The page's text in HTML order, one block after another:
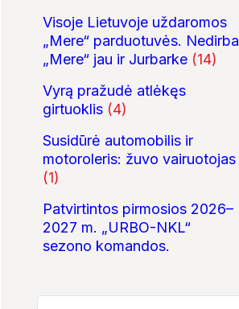
Visoje Lietuvoje uždaromos
„Mere“ parduotuvės. Nedirba
„Mere“ jau ir Jurbarke (14)
Vyrą pražudė atlėkęs
girtuoklis (4)
Susidūrė automobilis ir
motoroleris: žuvo vairuotojas
(1)
Patvirtintos pirmosios 2026–
2027 m. „URBO-NKL“
sezono komandos.